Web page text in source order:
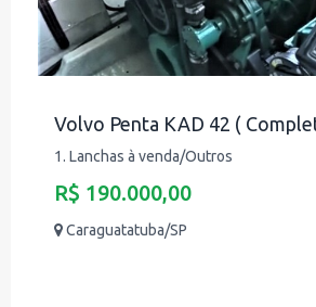
Volvo Penta KAD 42 (
1. Lanchas à venda/Outros
R$ 190.000,00
Caraguatatuba/SP